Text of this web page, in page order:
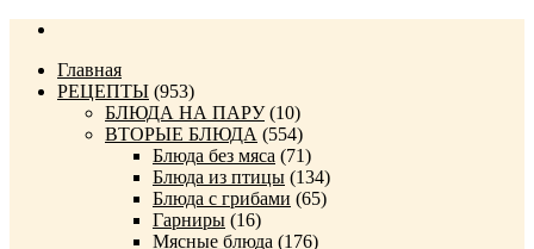
Главная
РЕЦЕПТЫ (953)
БЛЮДА НА ПАРУ(10)
ВТОРЫЕ БЛЮДА (554)
Блюда без мяса (71)
Блюда из птицы (134)
Блюда с грибами (65)
Гарниры (16)
Мясные блюда (176)